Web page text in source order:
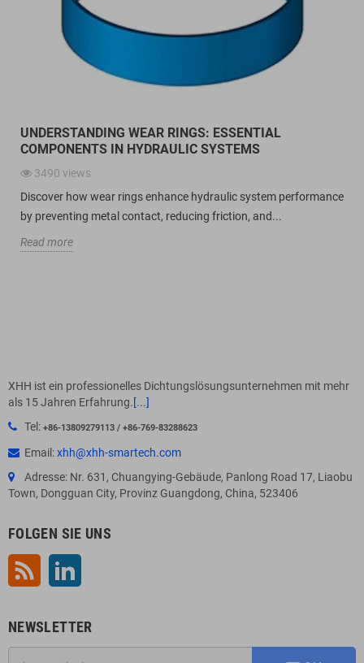
UNDERSTANDING WEAR RINGS: ESSENTIAL
COMPONENTS IN HYDRAULIC SYSTEMS
3490 views
Discover how wear rings enhance hydraulic system performance
by preventing metal contact, reducing friction, and...
Read more
XHH ist ein professionelles Dichtungslösungsunternehmen mit mehr
als 15 Jahren Erfahrung.[...]
Tel: +86-13809279113 / +86-769-83288623
Email:xhh@xhh-smartech.com
Adresse: Nr. 631, Chuangying-Gebäude, Panlong Road 17, Liaobu
Town, Dongguan City, Provinz Guangdong, China, 523406
FOLGEN SIE UNS
RSS
NEWSLETTER